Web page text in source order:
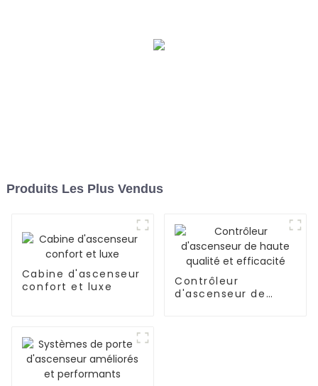
Produits Les Plus Vendus
Cabine d'ascenseur
confort et luxe
Contrôleur
d'ascenseur de